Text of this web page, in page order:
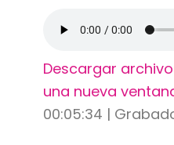
Descargar archivo
una nueva
00:05:34 |